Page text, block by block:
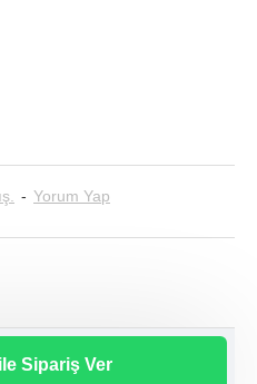
- Yorum Yap
Sipariş Ver